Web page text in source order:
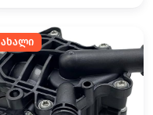
ახალი